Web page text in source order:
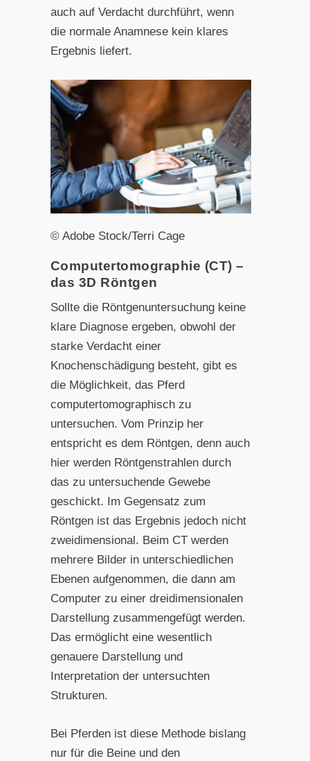
auch auf Verdacht durchführt, wenn
die normale Anamnese kein klares
Ergebnis liefert.
© Adobe Stock/Terri Cage
Computertomographie (CT) –
das 3D Röntgen
Sollte die Röntgenuntersuchung keine
klare Diagnose ergeben, obwohl der
starke Verdacht einer
Knochenschädigung besteht, gibt es
die Möglichkeit, das Pferd
computertomographisch zu
untersuchen. Vom Prinzip her
entspricht es dem Röntgen, denn auch
hier werden Röntgenstrahlen durch
das zu untersuchende Gewebe
geschickt. Im Gegensatz zum
Röntgen ist das Ergebnis jedoch nicht
zweidimensional. Beim CT werden
mehrere Bilder in unterschiedlichen
Ebenen aufgenommen, die dann am
Computer zu einer dreidimensionalen
Darstellung zusammengefügt werden.
Das ermöglicht eine wesentlich
genauere Darstellung und
Interpretation der untersuchten
Strukturen.
Bei Pferden ist diese Methode bislang
nur für die Beine und den